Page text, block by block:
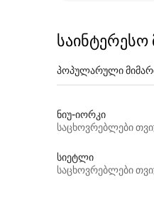
პოპულარული
ნიუ-იორკი
საცხოვრებლები
სიეტლი
საცხოვრებლები